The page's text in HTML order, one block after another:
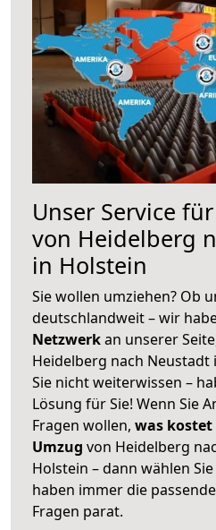
Unser Service
von Heidelberg
in Holstein
Sie wollen umziehen? Ob
deutschlandweit – wir
Netzwerkan unserer
Heidelberg nach Neustadt
Sie nicht weiterwissen –
Lösung für Sie! Wenn Sie
Fragen wollen, was
Umzug von Heidelberg
Holstein – dann wählen
haben immer die
Fragen parat.